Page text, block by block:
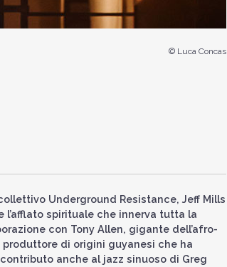
© Luca Concas
Underground Resistance, Jeff Mills
spirituale che innerva tutta la
con Tony Allen, gigante dell’afro-
di origini guyanesi che ha
anche al jazz sinuoso di Greg